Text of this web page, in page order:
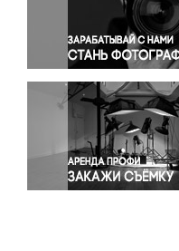
Правосудие
Происшествия и
Религия
Светская жизнь
Спорт
Экология
Экономика и